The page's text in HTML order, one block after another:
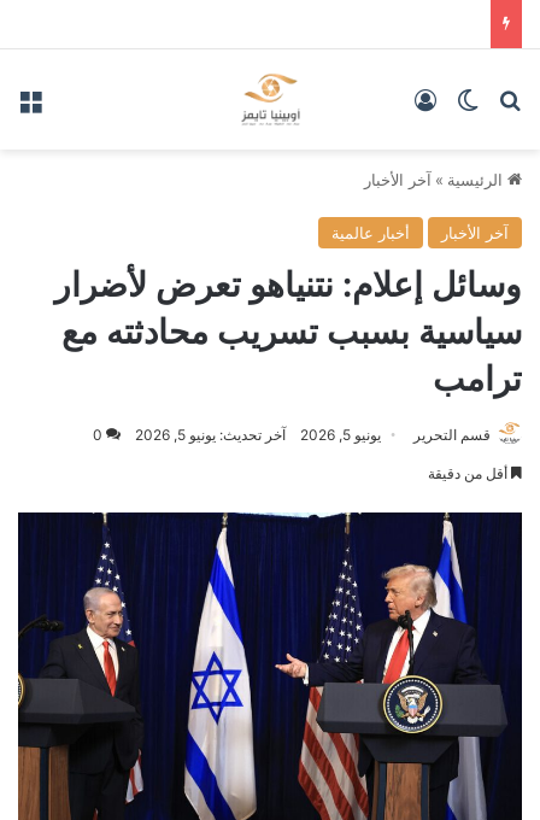
بحث عنالوضع المظلم
الرئيسية » آخر الأخبار
آخر الأخبار أخبار عالمية
وسائل إعلام: نتنياهو تعرض لأضرار
سياسية بسبب تسريب محادثته مع
ترامب
قسم التحرير يونيو 5, 2026 آخر تحديث: يونيو 5, 2026 0
أقل من دقيقة